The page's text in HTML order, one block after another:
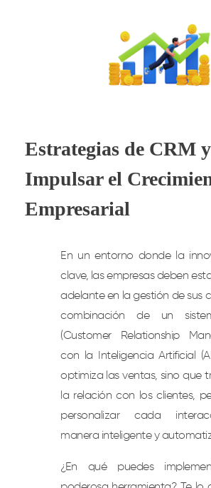
Estrategias de CRM
Impulsar el
Empresarial
En un entorno donde la
clave, las empresas deben
adelante en la gestión de sus
combinación de un
(Customer Relationship
con la Inteligencia Artificial
optimiza las ventas, sino que
la relación con los clientes,
personalizar cada
manera inteligente y
¿En qué puedes